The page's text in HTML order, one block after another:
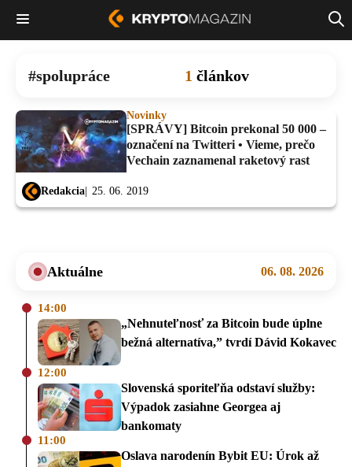
spolupráce 1 článkov
Novinky
[SPRÁVY] Bitcoin prekonal 50 000 –
označení na Twitteri • Vieme, prečo
Vechain zaznamenal raketový rast
Redakcia 25. 06. 2019
Aktuálne 06. 08. 2026
14:00
„Nehnuteľnosť za Bitcoin bude úplne
bežná alternatíva,” tvrdí Dávid Kokavec
12:00
Slovenská sporiteľňa odstaví služby:
Výpadok zasiahne Georgea aj
bankomaty
11:00
Oslava narodenín Bybit EU: Úrok až